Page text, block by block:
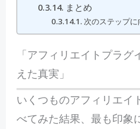
まとめ
次のステップに
「アフィリエイトプラ
えた真実」
いくつものアフィリエイ
べてみた結果、最も印象